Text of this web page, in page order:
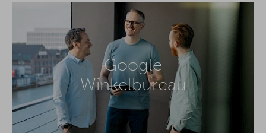
Google
Winkelbureau